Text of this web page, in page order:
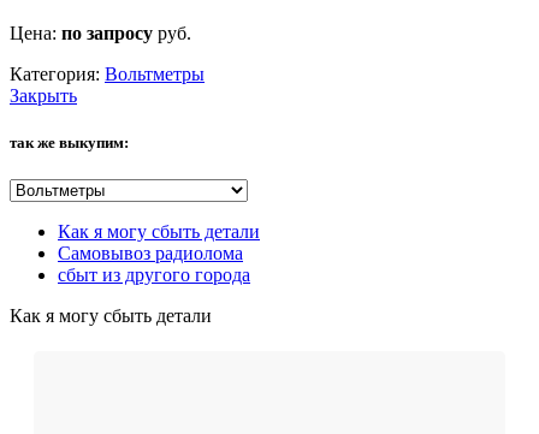
Цена: по запросу руб.
Категория: Вольтметры
Закрыть
так же выкупим:
Как я могу сбыть детали
Самовывоз радиолома
сбыт из другого города
Как я могу сбыть детали